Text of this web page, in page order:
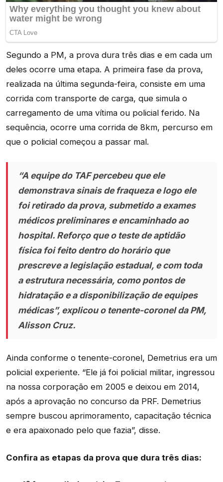
Segundo a PM, a prova dura três dias e em cada um
deles ocorre uma etapa. A primeira fase da prova,
realizada na última segunda-feira, consiste em uma
corrida com transporte de carga, que simula o
carregamento de uma vítima ou policial ferido. Na
sequência, ocorre uma corrida de 8km, percurso em
que o policial começou a passar mal.
“A equipe do TAF percebeu que ele
demonstrava sinais de fraqueza e logo ele
foi retirado da prova, submetido a exames
médicos preliminares e encaminhado ao
hospital. Reforço que o teste de aptidão
física foi feito dentro do horário que
prescreve a legislação estadual, e com toda
a estrutura necessária, como pontos de
hidratação e a disponibilização de equipes
médicas”, explicou o tenente-coronel da PM,
Alisson Cruz.
Ainda conforme o tenente-coronel, Demetrius era um
policial experiente. “Ele já foi policial militar, ingressou
na nossa corporação em 2005 e deixou em 2014,
após a aprovação no concurso da PRF. Demetrius
sempre buscou aprimoramento, capacitação técnica
e era apaixonado pelo que fazia”, disse.
Confira as etapas da prova que dura três dias: